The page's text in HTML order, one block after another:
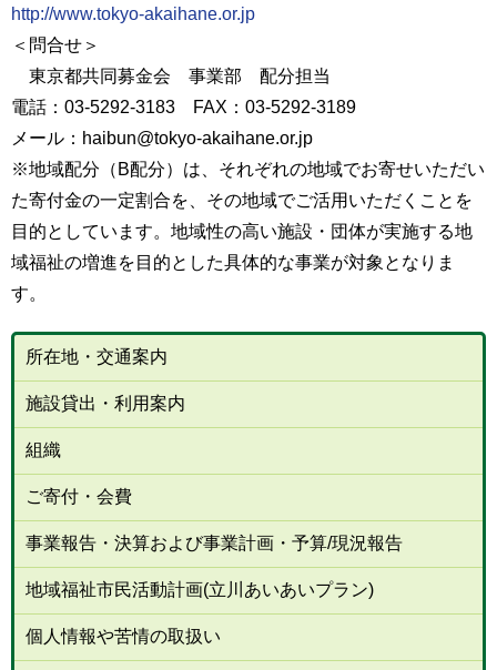
所在地・交通案内
施設貸出・利用案内
組織
ご寄付・会費
事業報告・決算および事業計画・予算/現況報告
地域福祉市民活動計画(立川あいあいプラン)
個人情報や苦情の取扱い
http://www.tokyo-akaihane.or.jp
＜問合せ＞
東京都共同募金会 事業部 配分担当
電話：03-5292-3183 FAX：03-5292-3189
メール：haibun@tokyo-akaihane.or.jp
※地域配分（B配分）は、それぞれの地域でお寄せいただい
た寄付金の一定割合を、その地域でご活用いただくことを
目的としています。地域性の高い施設・団体が実施する地
域福祉の増進を目的とした具体的な事業が対象となりま
す。